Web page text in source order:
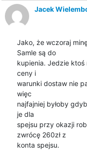
Jacek
Jako, że wczoraj
Samle są do
kupienia. Jedzie ktoś
ceny i
warunki dostaw nie
więc
najfajniej byłoby
je dla
spejsu przy okazji
zwrócę 260zł z
konta spejsu.